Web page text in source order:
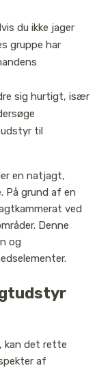
du ikke jager
gruppe har
sig hurtigt, især
til
en natjagt,
På grund af en
ved
Denne
og
kan det rette
af